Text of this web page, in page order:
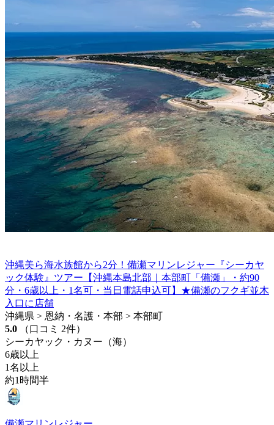
沖縄美ら海水族館から2分！備瀬マリンレジャー『シーカヤ
ック体験』ツアー【沖縄本島北部｜本部町「備瀬」・約90
分・6歳以上・1名可・当日電話申込可】★備瀬のフクギ並木
入口に店舗
沖縄県 > 恩納・名護・本部 > 本部町
5.0
（口コミ 2件）
シーカヤック・カヌー（海）
6歳以上
1名以上
約1時間半